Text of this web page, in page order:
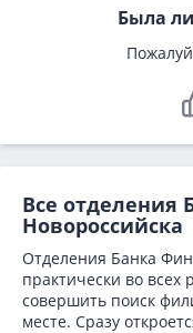
Была
Все отделения
Новороссийска
Отделения Банка
практически во
совершить поиск
месте. Сразу